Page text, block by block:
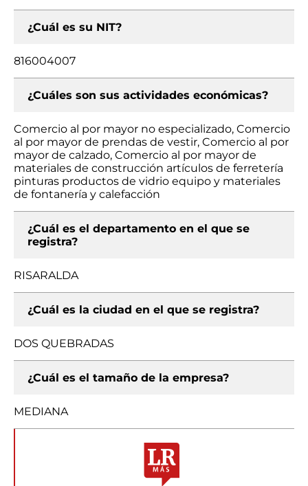
¿Cuál es su NIT?
816004007
¿Cuáles son sus actividades económicas?
Comercio al por mayor no especializado, Comercio
al por mayor de prendas de vestir, Comercio al por
mayor de calzado, Comercio al por mayor de
materiales de construcción artículos de ferretería
pinturas productos de vidrio equipo y materiales
de fontanería y calefacción
¿Cuál es el departamento en el que se
registra?
RISARALDA
¿Cuál es la ciudad en el que se registra?
DOS QUEBRADAS
¿Cuál es el tamaño de la empresa?
MEDIANA